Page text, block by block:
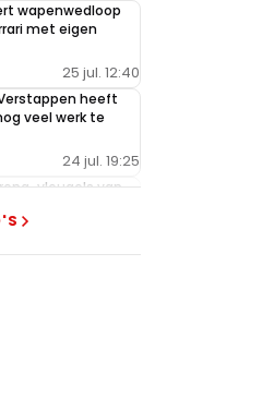
wapenwedloop
met eigen
25 jul. 12:40
heeft
veel werk te
24 jul. 19:25
vleugels van